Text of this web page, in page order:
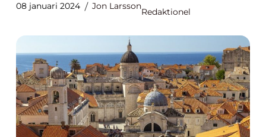
08 januari 2024 Jon Larsson
Redaktionel